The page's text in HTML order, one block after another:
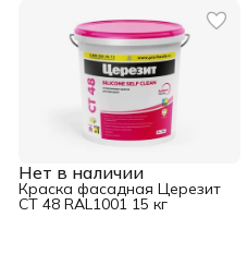
Нет в наличии
Краска фасадная Церезит
CT 48 RAL1001 15 кг